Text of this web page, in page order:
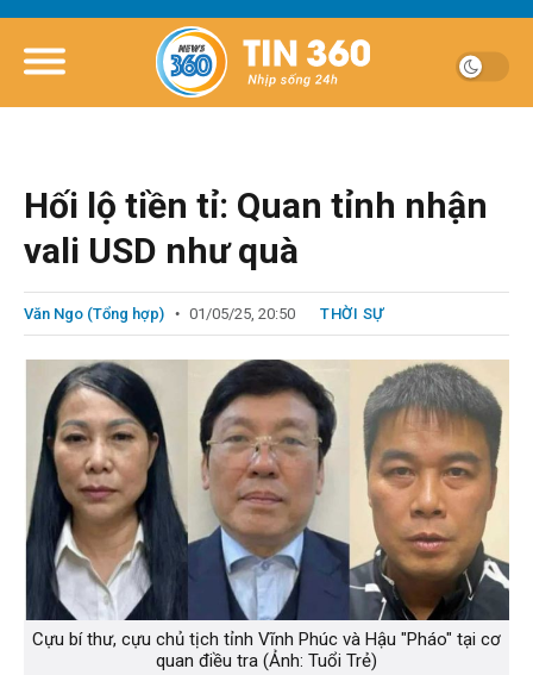
Hối lộ tiền tỉ: Quan tỉnh nhận
vali USD như quà
Văn Ngo (Tổng hợp) 01/05/25, 20:50 THỜI SỰ
Cựu bí thư, cựu chủ tịch tỉnh Vĩnh Phúc và Hậu "Pháo" tại cơ
quan điều tra (Ảnh: Tuổi Trẻ)